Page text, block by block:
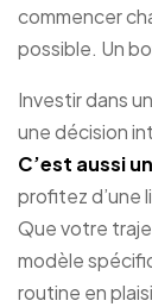
commencer
possible. Un
Investir dans
une décision
C’est aussi
profitez d’une
Que votre
modèle
routine en